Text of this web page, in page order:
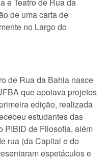
de uma carta de
no Largo do
de Rua da Bahia nasce
que apoiava projetos
edição, realizada
estudantes das
PIBID de Filosofia, além
rua (da Capital e do
espetáculos e